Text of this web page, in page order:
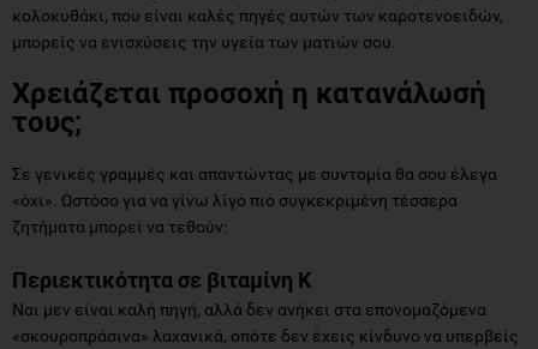
κολοκυθάκι, που είναι καλές πηγές αυτών των καροτενοειδών,
μπορείς να ενισχύσεις την υγεία των ματιών σου.
Χρειάζεται προσοχή η κατανάλωσή
τους;
Σε γενικές γραμμές και απαντώντας με συντομία θα σου έλεγα
«όχι». Ωστόσο για να γίνω λίγο πιο συγκεκριμένη τέσσερα
ζητήματα μπορεί να τεθούν:
Περιεκτικότητα σε βιταμίνη Κ
Ναι μεν είναι καλή πηγή, αλλά δεν ανήκει στα επονομαζόμενα
«σκουροπράσινα» λαχανικά, οπότε δεν έχεις κίνδυνο να υπερβείς